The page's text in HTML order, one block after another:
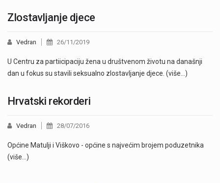
Zlostavljanje djece
Vedran 26/11/2019
U Centru za partiicipaciju žena u društvenom životu na današnji
dan u fokus su stavili seksualno zlostavljanje djece. (više…)
Hrvatski rekorderi
Vedran 28/07/2016
Općine Matulji i Viškovo - općine s najvećim brojem poduzetnika
(više…)